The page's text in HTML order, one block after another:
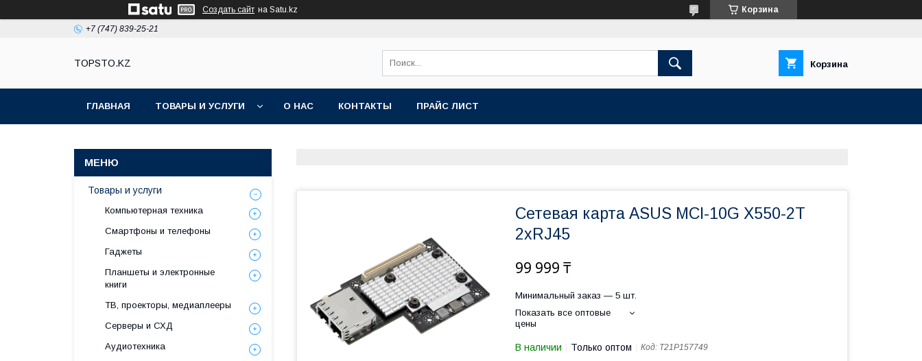
Создать сайт на Satu.kz Корзина
+7 (747) 839-25-21
TOPSTO.KZ Корзина
ГЛАВНАЯ ТОВАРЫ И УСЛУГИ О НАС КОНТАКТЫ ПРАЙС ЛИСТ
Сетевая карта ASUS MCI-10G X550-2T
2xRJ45
99 999 ₸
Минимальный заказ — 5 шт.
Показать все оптовые
цены
В наличии Только оптом Код: T21P157749
Товары и услуги
Компьютерная техника
Смартфоны и телефоны
Гаджеты
Планшеты и электронные
книги
ТВ, проекторы, медиаплееры
Серверы и СХД
Аудиотехника